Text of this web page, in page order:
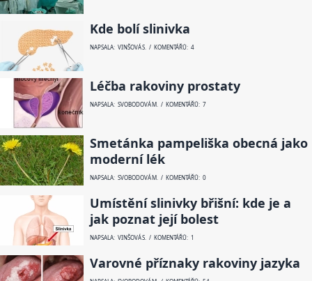
Kde bolí slinivka
NAPSALA: VINŠOVÁ S. / KOMENTÁŘŮ: 4
Léčba rakoviny prostaty
NAPSALA: SVOBODOVÁ M. / KOMENTÁŘŮ: 7
Smetánka pampeliška obecná jako
moderní lék
NAPSALA: SVOBODOVÁ M. / KOMENTÁŘŮ: 0
Umístění slinivky břišní: kde je a
jak poznat její bolest
NAPSALA: VINŠOVÁ S. / KOMENTÁŘŮ: 1
Varovné příznaky rakoviny jazyka